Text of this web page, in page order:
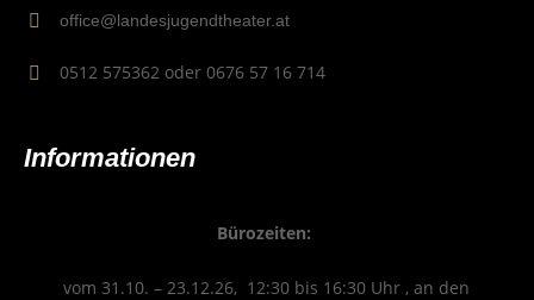
office@landesjugendtheater.at
0512 575362 oder 0676 57 16 714
Infor­ma­tio­nen
Büro­zei­ten:
vom 31.10. – 23.12.26, 12:30 bis 16:30 Uhr , an den